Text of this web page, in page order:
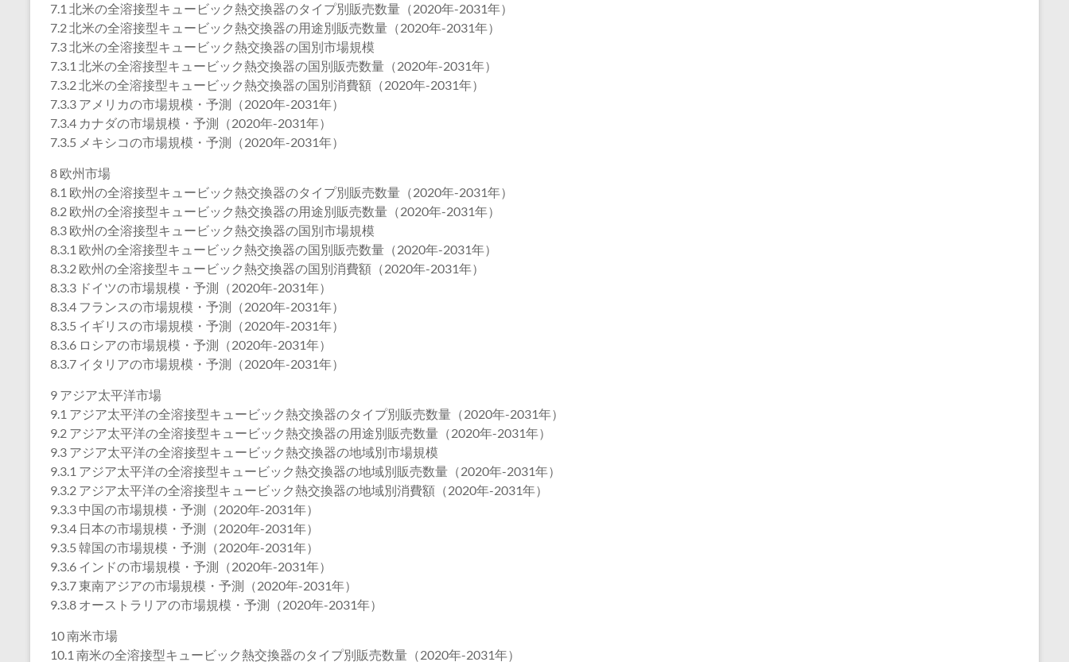
7.1 北米の全溶接型キュービック熱交換器のタイプ別販売数量（2020年-2031年）
7.2 北米の全溶接型キュービック熱交換器の用途別販売数量（2020年-2031年）
7.3 北米の全溶接型キュービック熱交換器の国別市場規模
7.3.1 北米の全溶接型キュービック熱交換器の国別販売数量（2020年-2031年）
7.3.2 北米の全溶接型キュービック熱交換器の国別消費額（2020年-2031年）
7.3.3 アメリカの市場規模・予測（2020年-2031年）
7.3.4 カナダの市場規模・予測（2020年-2031年）
7.3.5 メキシコの市場規模・予測（2020年-2031年）
8 欧州市場
8.1 欧州の全溶接型キュービック熱交換器のタイプ別販売数量（2020年-2031年）
8.2 欧州の全溶接型キュービック熱交換器の用途別販売数量（2020年-2031年）
8.3 欧州の全溶接型キュービック熱交換器の国別市場規模
8.3.1 欧州の全溶接型キュービック熱交換器の国別販売数量（2020年-2031年）
8.3.2 欧州の全溶接型キュービック熱交換器の国別消費額（2020年-2031年）
8.3.3 ドイツの市場規模・予測（2020年-2031年）
8.3.4 フランスの市場規模・予測（2020年-2031年）
8.3.5 イギリスの市場規模・予測（2020年-2031年）
8.3.6 ロシアの市場規模・予測（2020年-2031年）
8.3.7 イタリアの市場規模・予測（2020年-2031年）
9 アジア太平洋市場
9.1 アジア太平洋の全溶接型キュービック熱交換器のタイプ別販売数量（2020年-2031年）
9.2 アジア太平洋の全溶接型キュービック熱交換器の用途別販売数量（2020年-2031年）
9.3 アジア太平洋の全溶接型キュービック熱交換器の地域別市場規模
9.3.1 アジア太平洋の全溶接型キュービック熱交換器の地域別販売数量（2020年-2031年）
9.3.2 アジア太平洋の全溶接型キュービック熱交換器の地域別消費額（2020年-2031年）
9.3.3 中国の市場規模・予測（2020年-2031年）
9.3.4 日本の市場規模・予測（2020年-2031年）
9.3.5 韓国の市場規模・予測（2020年-2031年）
9.3.6 インドの市場規模・予測（2020年-2031年）
9.3.7 東南アジアの市場規模・予測（2020年-2031年）
9.3.8 オーストラリアの市場規模・予測（2020年-2031年）
10 南米市場
10.1 南米の全溶接型キュービック熱交換器のタイプ別販売数量（2020年-2031年）